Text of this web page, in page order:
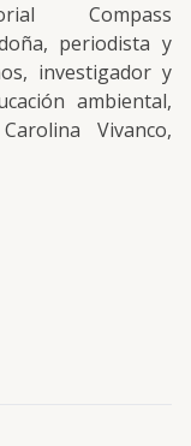
Compass
periodista y
investigador y
ambiental,
Vivanco,